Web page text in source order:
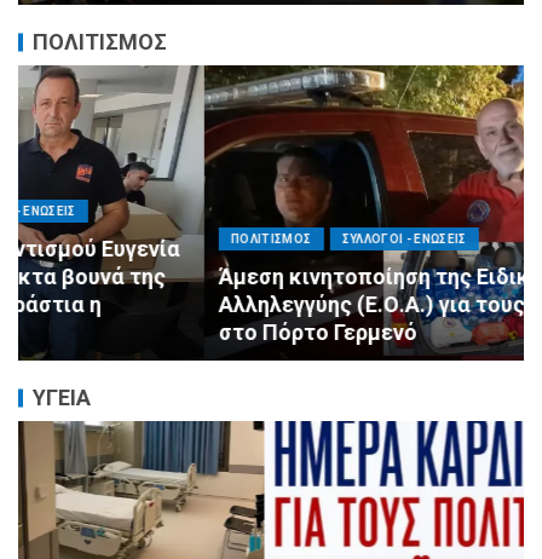
ΠΟΛΙΤΙΣΜΟΣ
ΠΟΛΙΤΙΣΜΟΣ ΣΥΛΛΟΓΟΙ - ΕΝΩΣΕΙΣ
Άμεση κινητοποίηση της Ειδικής Ομάδας
Αλληλεγγύης (Ε.Ο.Α.) για τους πυροσβέστες
στο Πόρτο Γερμενό
ΥΓΕΙΑ